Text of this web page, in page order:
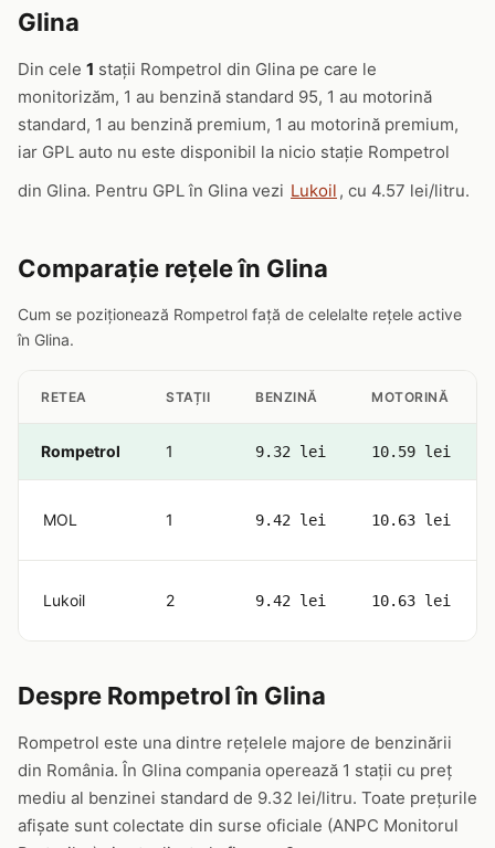
Glina
Din cele 1 stații Rompetrol din Glina pe care le
monitorizăm, 1 au benzină standard 95, 1 au motorină
standard, 1 au benzină premium, 1 au motorină premium,
iar GPL auto nu este disponibil la nicio stație Rompetrol
din Glina. Pentru GPL în Glina vezi Lukoil , cu 4.57 lei/litru.
Comparație rețele în Glina
Cum se poziționează Rompetrol față de celelalte rețele active
în Glina.
RETEA STAȚII BENZINĂ MOTORINĂ
Rompetrol 1 9.32 lei 10.59 lei
MOL 1 9.42 lei 10.63 lei
Lukoil 2 9.42 lei 10.63 lei
Despre Rompetrol în Glina
Rompetrol este una dintre rețelele majore de benzinării
din România. În Glina compania operează 1 stații cu preț
mediu al benzinei standard de 9.32 lei/litru. Toate prețurile
afișate sunt colectate din surse oficiale (ANPC Monitorul